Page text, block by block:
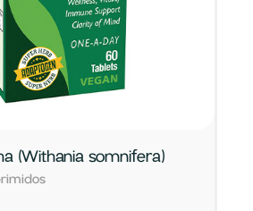
(Withania somnifera)